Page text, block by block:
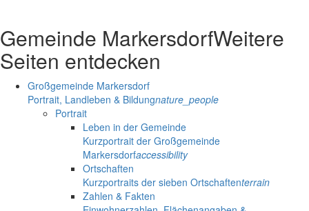
Gemeinde MarkersdorfWeitere
Seiten entdecken
Großgemeinde Markersdorf
Portrait, Landleben & Bildungnature_people
Portrait
Leben in der Gemeinde
Kurzportrait der Großgemeinde
Markersdorfaccessibility
Ortschaften
Kurzportraits der sieben Ortschaftenterrain
Zahlen & Fakten